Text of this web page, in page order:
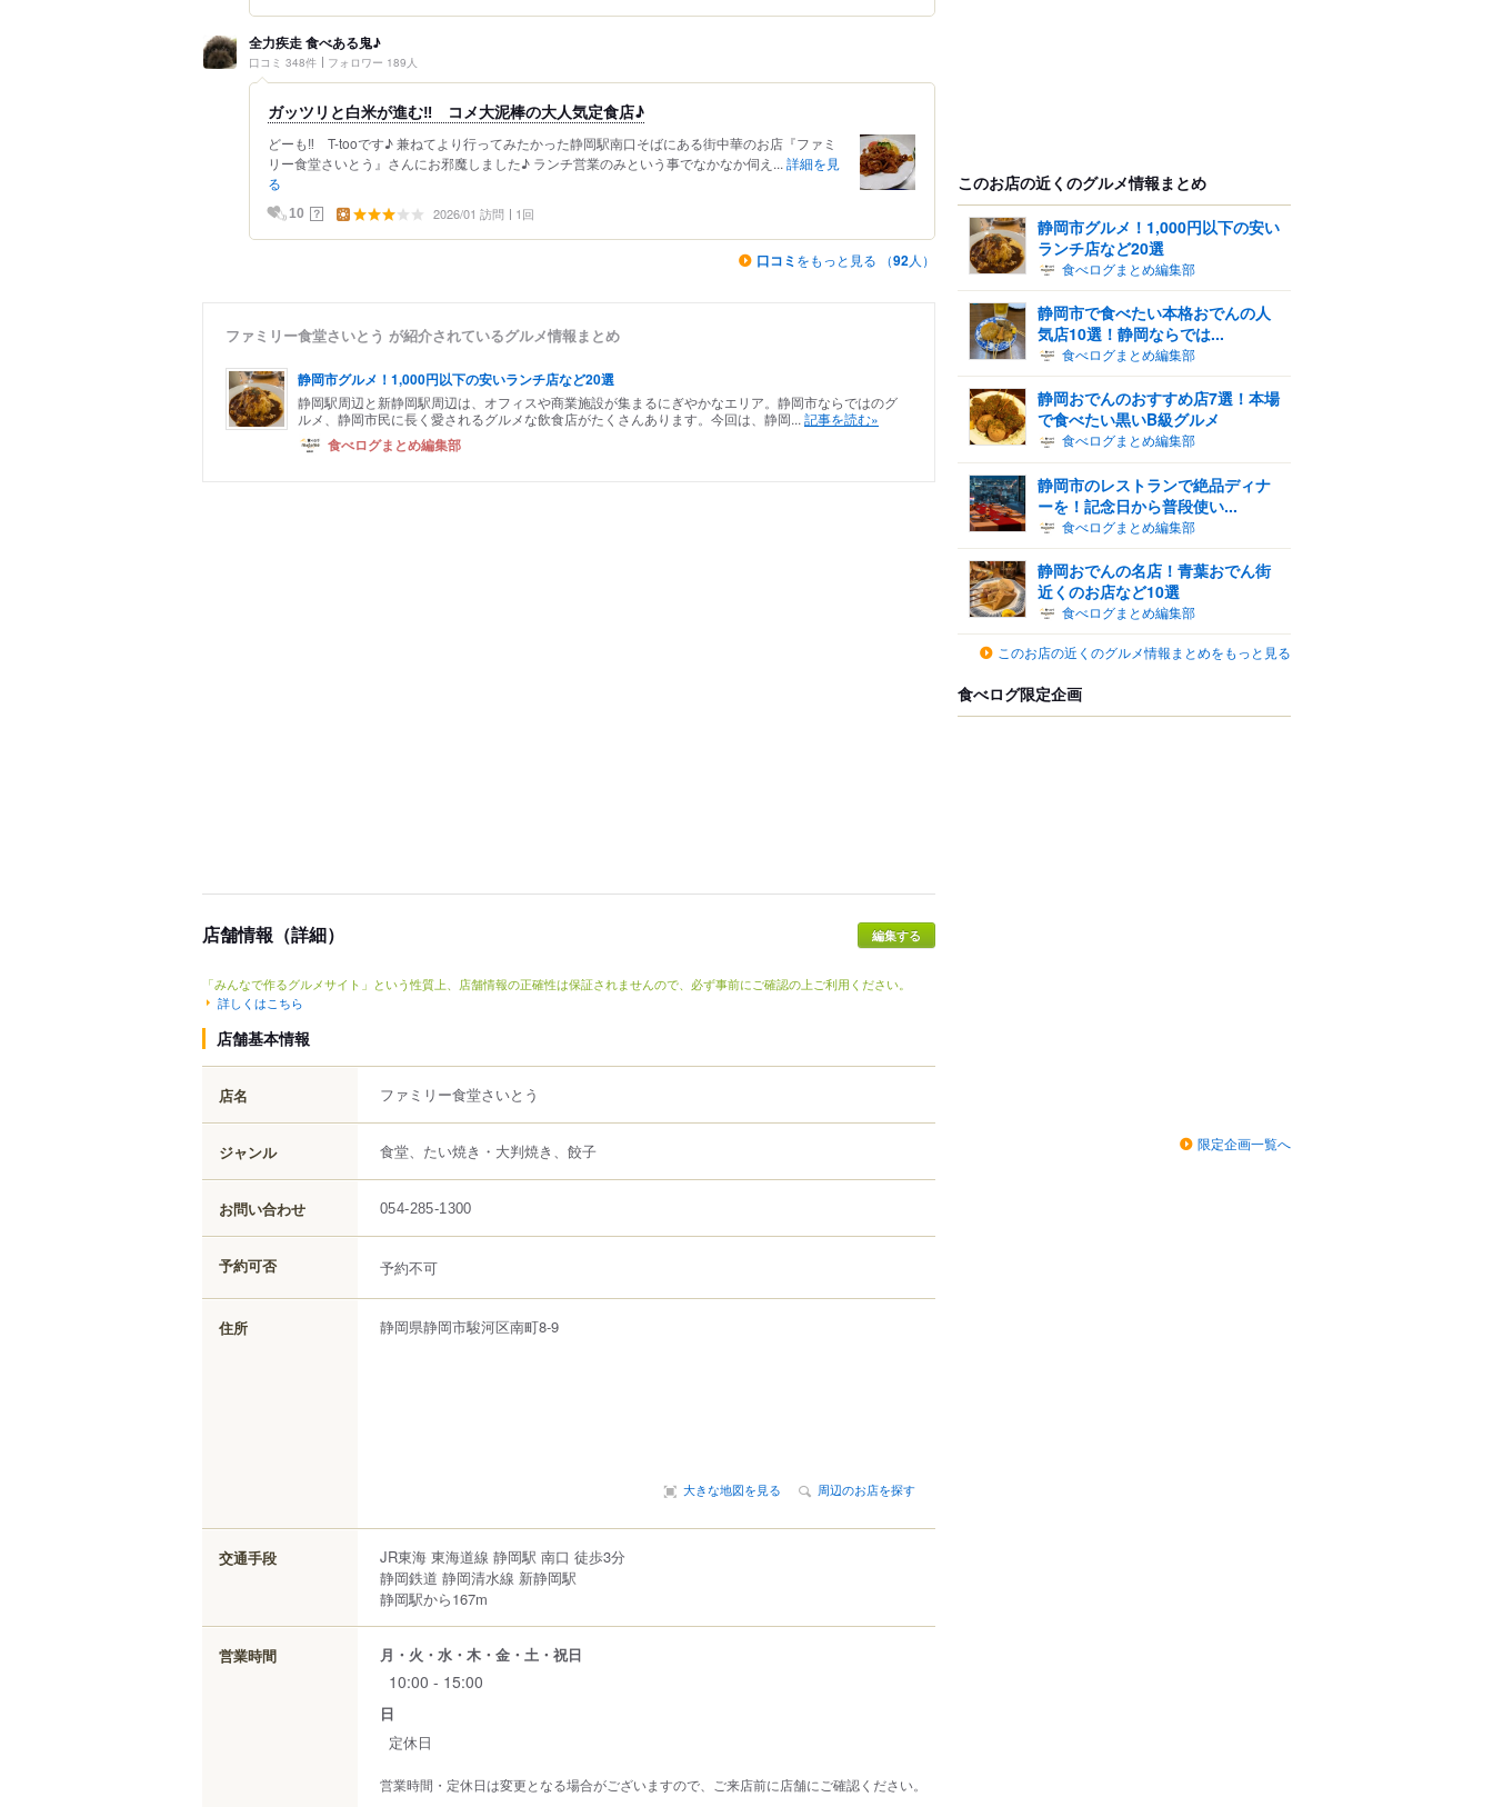
全力疾走 食べある鬼♪
口コミ 348件 フォロワー 189人
ガッツリと白米が進む‼ コメ大泥棒の大人気定食店♪
どーも‼ T-tooです♪ 兼ねてより行ってみたかった静岡駅南口そばにある街中華のお店『ファミ
リー食堂さいとう』さんにお邪魔しました♪ ランチ営業のみという事でなかなか伺え... 詳細を見
る
10 ？ 2026/01 訪問 1回
口コミ をもっと見る （92人）
ファミリー食堂さいとう が紹介されているグルメ情報まとめ
静岡市グルメ！1,000円以下の安いランチ店など20選
静岡駅周辺と新静岡駅周辺は、オフィスや商業施設が集まるにぎやかなエリア。静岡市ならではのグ
ルメ、静岡市民に長く愛されるグルメな飲食店がたくさんあります。今回は、静岡... 記事を読む»
食べログまとめ編集部
店舗情報（詳細）
「みんなで作るグルメサイト」という性質上、店舗情報の正確性は保証されませんので、必ず事前にご確認の上ご利用ください。
詳しくはこちら
店舗基本情報
店名 ファミリー食堂さいとう
ジャンル 食堂、たい焼き・大判焼き、餃子
お問い合わせ 054-285-1300
予約可否 予約不可
住所 静岡県静岡市駿河区南町8-9
大きな地図を見る 周辺のお店を探す
交通手段
JR東海 東海道線 静岡駅 南口 徒歩3分
静岡鉄道 静岡清水線 新静岡駅
静岡駅から167m
営業時間 月・火・水・木・金・土・祝日
10:00 - 15:00
日
定休日
営業時間・定休日は変更となる場合がございますので、ご来店前に店舗にご確認ください。
このお店の近くのグルメ情報まとめ
静岡市グルメ！1,000円以下の安い
ランチ店など20選
食べログまとめ編集部
静岡市で食べたい本格おでんの人
気店10選！静岡ならでは...
食べログまとめ編集部
静岡おでんのおすすめ店7選！本場
で食べたい黒いB級グルメ
食べログまとめ編集部
静岡市のレストランで絶品ディナ
ーを！記念日から普段使い...
食べログまとめ編集部
静岡おでんの名店！青葉おでん街
近くのお店など10選
食べログまとめ編集部
このお店の近くのグルメ情報まとめをもっと見る
食べログ限定企画
限定企画一覧へ